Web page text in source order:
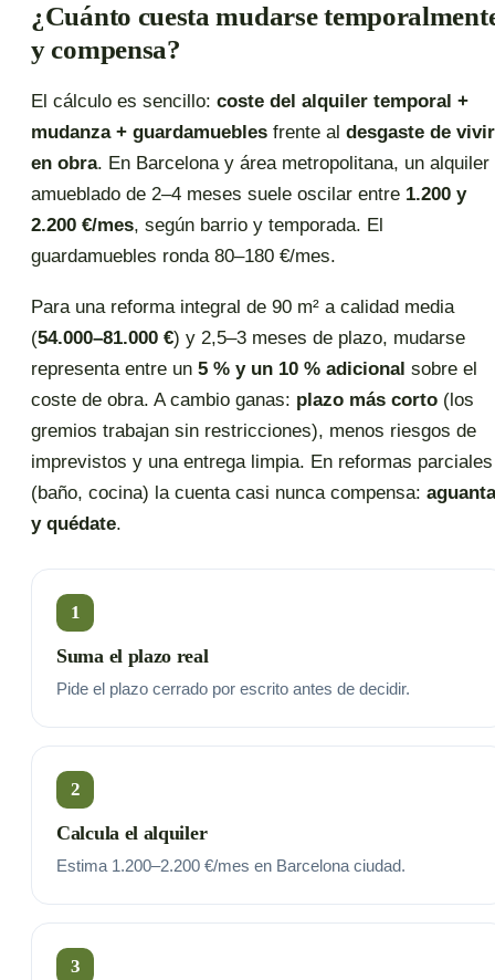
¿Cuánto cuesta mudarse
y compensa?
El cálculo es sencillo: coste del alquiler temporal +
mudanza + guardamuebles frente al desgaste de vivir
en obra. En Barcelona y área metropolitana, un alquiler
amueblado de 2–4 meses suele oscilar entre 1.200 y
2.200 €/mes, según barrio y temporada. El
guardamuebles ronda 80–180 €/mes.
Para una reforma integral de 90 m² a calidad media
(54.000–81.000 €) y 2,5–3 meses de plazo, mudarse
representa entre un 5 % y un 10 % adicional sobre el
coste de obra. A cambio ganas: plazo más corto (los
gremios trabajan sin restricciones), menos riesgos de
imprevistos y una entrega limpia. En reformas parciales
(baño, cocina) la cuenta casi nunca compensa: aguanta
y quédate.
1
Suma el plazo real
Pide el plazo cerrado por escrito antes de decidir.
2
Calcula el alquiler
Estima 1.200–2.200 €/mes en Barcelona ciudad.
3